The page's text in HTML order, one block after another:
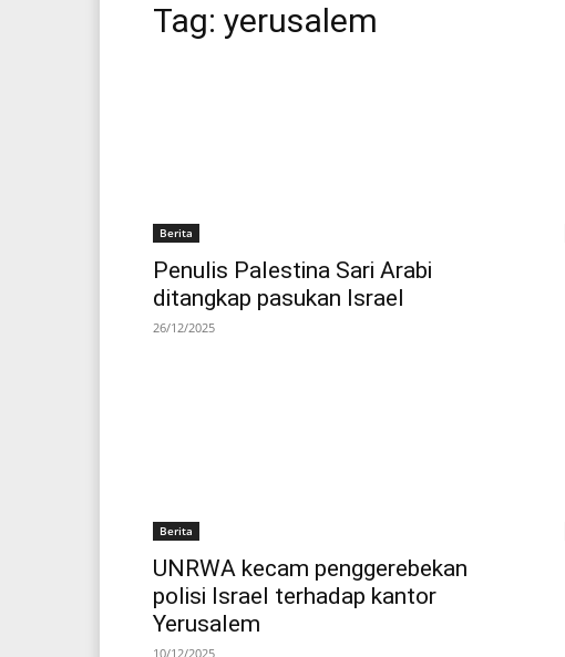
Tag: yerusalem
Berita
Penulis Palestina Sari Arabi
ditangkap pasukan Israel
26/12/2025
Berita
UNRWA kecam penggerebekan
polisi Israel terhadap kantor
Yerusalem
10/12/2025